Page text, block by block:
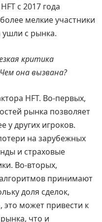
с 2017 года
мелкие участники
с рынка.
критика
она вызвана?
HFT. Во-первых,
рынка позволяет
у других игроков.
на зарубежных
и страховые
Во-вторых,
принимают
доля сделок,
это может привести к
что и